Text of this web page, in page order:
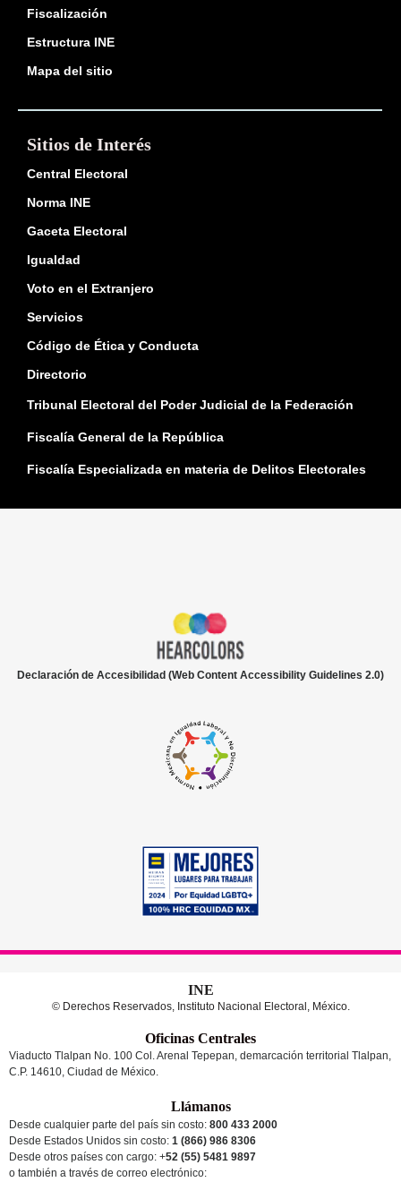
Fiscalización
Estructura INE
Mapa del sitio
Sitios de Interés
Central Electoral
Norma INE
Gaceta Electoral
Igualdad
Voto en el Extranjero
Servicios
Código de Ética y Conducta
Directorio
Tribunal Electoral del Poder Judicial de la Federación
Fiscalía General de la República
Fiscalía Especializada en materia de Delitos Electorales
Declaración de Accesibilidad (Web Content Accessibility Guidelines 2.0)
INE
© Derechos Reservados, Instituto Nacional Electoral, México.
Oficinas Centrales
Viaducto Tlalpan No. 100 Col. Arenal Tepepan, demarcación territorial Tlalpan,
C.P. 14610, Ciudad de México.
Llámanos
Desde cualquier parte del país sin costo: 800 433 2000
Desde Estados Unidos sin costo: 1 (866) 986 8306
Desde otros países con cargo: +52 (55) 5481 9897
o también a través de correo electrónico: